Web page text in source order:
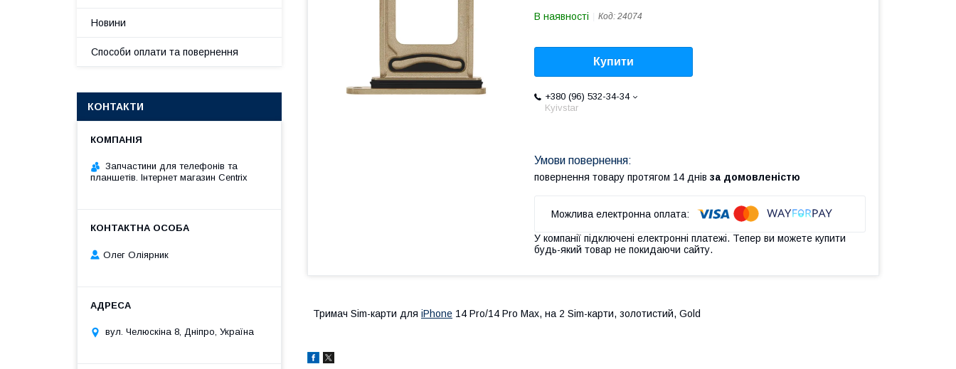
В наявності Код: 24074
Купити
+380 (96) 532-34-34
Kyivstar
повернення товару протягом 14 днів за домовленістю
У компанії підключені електронні платежі. Тепер ви можете купити
будь-який товар не покидаючи сайту.
Тримач Sim-карти для iPhone 14 Pro/14 Pro Max, на 2 Sim-карти, золотистий, Gold
Новини
Способи оплати та повернення
КОНТАКТИ
Запчастини для телефонів та
планшетів. Інтернет магазин Centrix
Олег Оліярник
вул. Челюскіна 8, Дніпро, Україна